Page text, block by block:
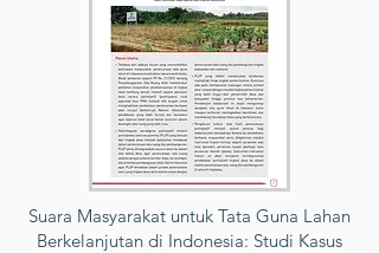
Suara Masyarakat untuk Tata Guna Lahan
Berkelanjutan di Indonesia: Studi Kasus